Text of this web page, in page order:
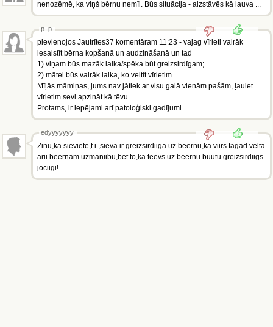
nenozēmē, ka viņš bērnu nemīl. Būs situācija - aizstāvēs kā lauva ...
p_p
pievienojos Jautrītes37 komentāram 11:23 - vajag vīrieti vairāk
iesaistīt bērna kopšanā un audzināšanā un tad
1) viņam būs mazāk laika/spēka būt greizsirdīgam;
2) mātei būs vairāk laika, ko veltīt vīrietim.
Mīļās māmiņas, jums nav jātiek ar visu galā vienām pašām, ļauiet
vīrietim sevi apzināt kā tēvu.
Protams, ir iepējami arī patoloģiski gadījumi.
edyyyyyyy
Zinu,ka sieviete,t.i.,sieva ir greizsirdiiga uz beernu,ka viirs tagad velta
arii beernam uzmaniibu,bet to,ka teevs uz beernu buutu greizsirdiigs-
jociigi!